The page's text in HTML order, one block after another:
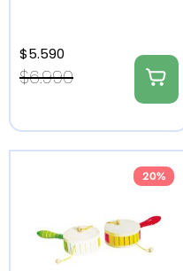
$6.990
$5.590
20%